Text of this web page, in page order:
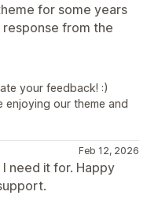
for some years
from the
your feedback! :)
enjoying our theme and
Feb 12, 2026
need it for. Happy